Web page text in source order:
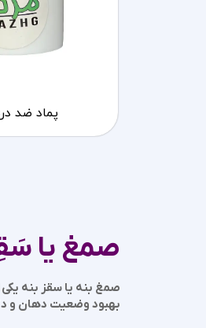
پماد ضد
صمغ یا
صمغ بنه یا سقز بنه
بهبود وضعیت دهان و